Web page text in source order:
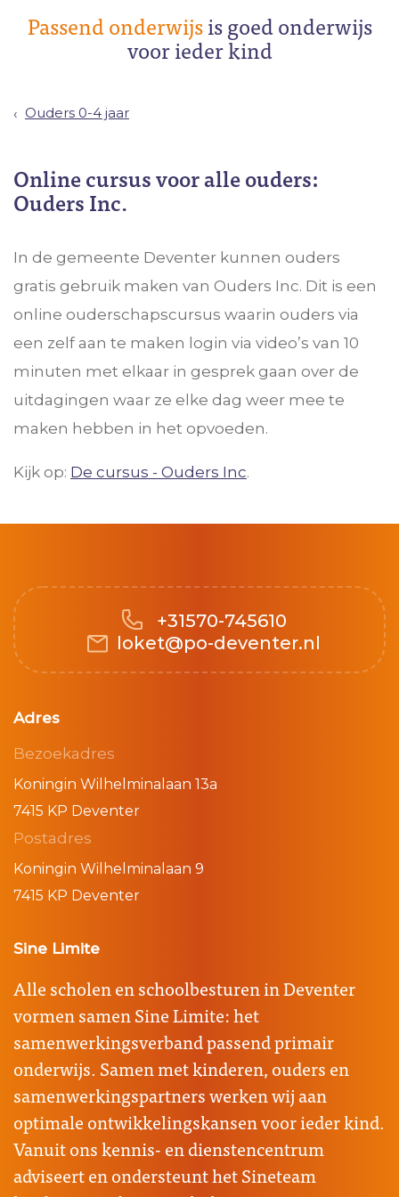
Passend onderwijsis goed onderwijs
voor ieder kind
Ouders 0-4 jaar
Online cursus voor alle ouders:
Ouders Inc.
In de gemeente Deventer kunnen ouders
gratis gebruik maken van Ouders Inc. Dit is een
online ouderschapscursus waarin ouders via
een zelf aan te maken login via video’s van 10
minuten met elkaar in gesprek gaan over de
uitdagingen waar ze elke dag weer mee te
maken hebben in het opvoeden.
Kijk op: De cursus - Ouders Inc.
+31570-745610
loket@po-deventer.nl
Adres
Bezoekadres
Koningin Wilhelminalaan 13a
7415 KP Deventer
Postadres
Koningin Wilhelminalaan 9
7415 KP Deventer
Sine Limite
Alle scholen en schoolbesturen in Deventer
vormen samen Sine Limite: het
samenwerkingsverband passend primair
onderwijs. Samen met kinderen, ouders en
samenwerkingspartners werken wij aan
optimale ontwikkelingskansen voor ieder kind.
Vanuit ons kennis- en dienstencentrum
adviseert en ondersteunt het Sineteam